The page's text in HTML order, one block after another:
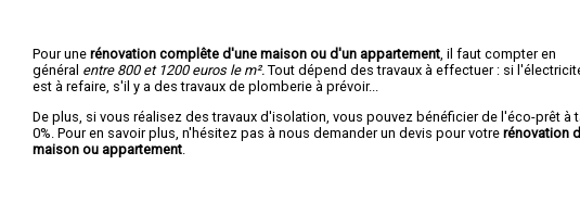
Pour une rénovation complête d'une maison ou d'un appartement , il faut compter en
général entre 800 et 1200 euros le m². Tout dépend des travaux à effectuer : si
est à refaire, s'il y a des travaux de plomberie à prévoir...
De plus, si vous réalisez des travaux d'isolation, vous pouvez bénéficier de l'éco-prêt à
0%. Pour en savoir plus, n'hésitez pas à nous demander un devis pour votre rénovation
maison ou appartement